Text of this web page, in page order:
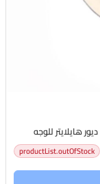
productList.outOfStock